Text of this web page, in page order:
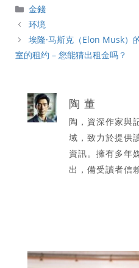
分
類
金錢
环境
埃隆·马斯克（Elon Musk）
室的租约 – 您能猜出租金吗？
陶 董
陶，資深作家與
域，致力於提供
資訊。擁有多年
出，備受讀者信賴